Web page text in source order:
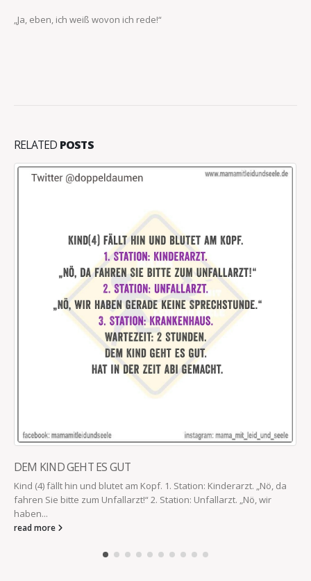
„Ja, eben, ich weiß wovon ich rede!“
RELATED POSTS
DEM KIND GEHT ES GUT
Kind (4) fällt hin und blutet am Kopf. 1. Station: Kinderarzt. „Nö, da
fahren Sie bitte zum Unfallarzt!“ 2. Station: Unfallarzt. „Nö, wir
haben...
read more